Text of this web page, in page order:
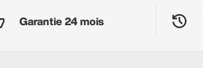
Garantie 24 mois